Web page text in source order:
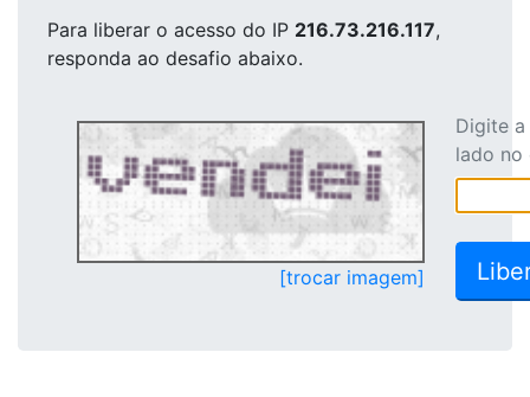
Para liberar o acesso do IP 216.73.216.117,
responda ao desafio abaixo.
[trocar imagem]
Digite
lado no